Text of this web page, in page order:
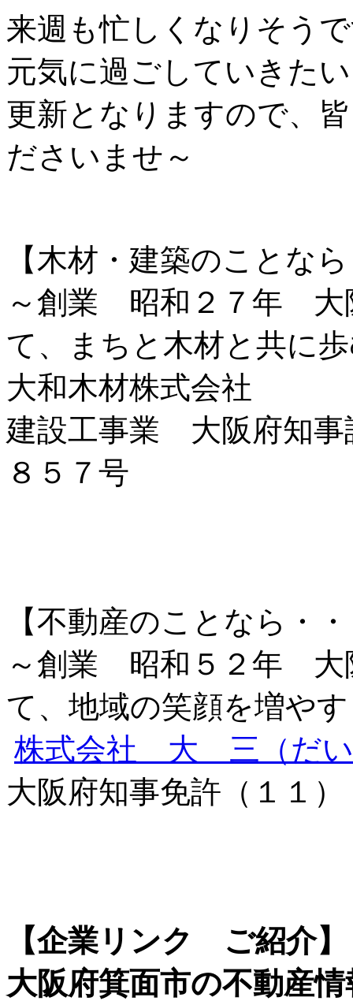
来週も忙しくなりそう
元気に過ごしていきた
更新となりますので、
ださいませ～
【木材・建築のことな
～創業 昭和２７年 大
て、まちと木材と共に
大和木材株式会社
建設工事業 大阪府知
８５７号
【不動産のことなら・
～創業 昭和５２年 大
て、地域の笑顔を増や
株式会社 大 三（だい
大阪府知事免許（１１
【企業リンク ご紹介】
大阪府箕面市の不動産